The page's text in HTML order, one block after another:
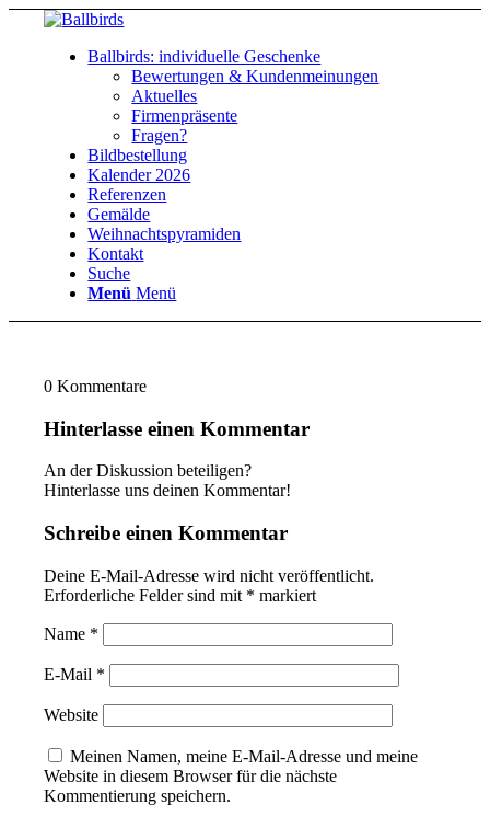
Ballbirds: individuelle Geschenke
Bewertungen & Kundenmeinungen
Aktuelles
Firmenpräsente
Fragen?
Bildbestellung
Kalender 2026
Referenzen
Gemälde
Weihnachtspyramiden
Kontakt
Suche
Menü Menü
0 Kommentare
Hinterlasse einen Kommentar
An der Diskussion beteiligen?
Hinterlasse uns deinen Kommentar!
Schreibe einen Kommentar
Deine E-Mail-Adresse wird nicht veröffentlicht.
Erforderliche Felder sind mit * markiert
Name *
E-Mail *
Website
Meinen Namen, meine E-Mail-Adresse und meine
Website in diesem Browser für die nächste
Kommentierung speichern.